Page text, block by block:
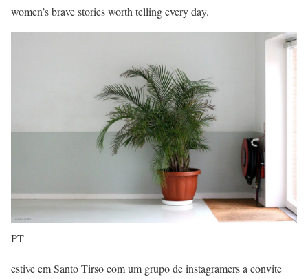
women’s brave stories worth telling every day.
PT
estive em Santo Tirso com um grupo de instagramers a convite